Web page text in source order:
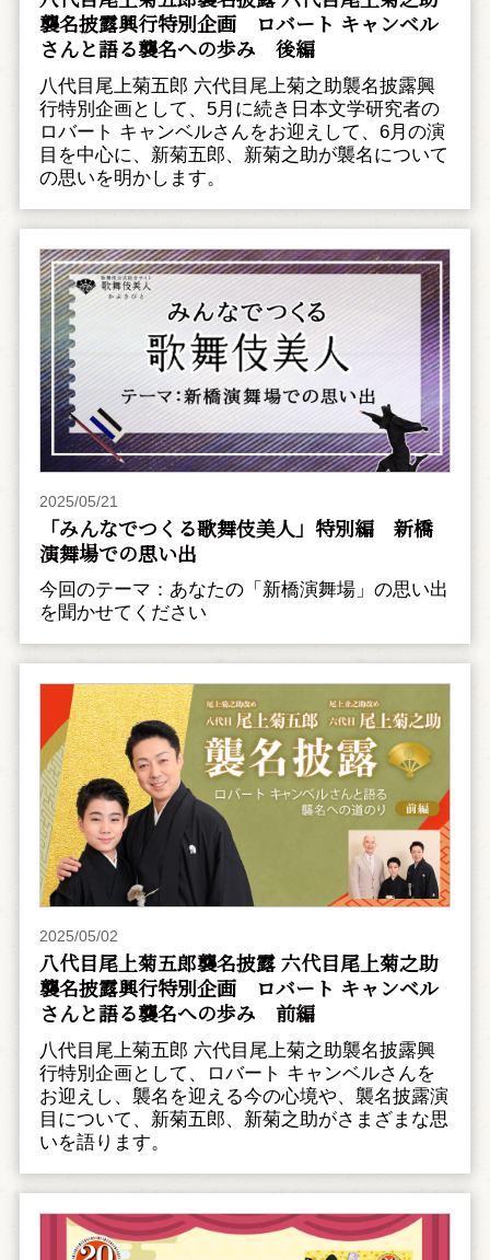
襲名披露興行特別企画 ――ロバート キャンベル
さんと語る襲名への歩み 後編
八代目尾上菊五郎 六代目尾上菊之助襲名披露興
行特別企画として、5月に続き日本文学研究者の
ロバート キャンベルさんをお迎えして、6月の演
目を中心に、新菊五郎、新菊之助が襲名について
の思いを明かします。
2025/05/21
「みんなでつくる歌舞伎美人」特別編 新橋
演舞場での思い出
今回のテーマ：あなたの「新橋演舞場」の思い出
を聞かせてください
2025/05/02
八代目尾上菊五郎襲名披露 六代目尾上菊之助
襲名披露興行特別企画 ――ロバート キャンベル
さんと語る襲名への歩み 前編
八代目尾上菊五郎 六代目尾上菊之助襲名披露興
行特別企画として、ロバート キャンベルさんを
お迎えし、襲名を迎える今の心境や、襲名披露演
目について、新菊五郎、新菊之助がさまざまな思
いを語ります。